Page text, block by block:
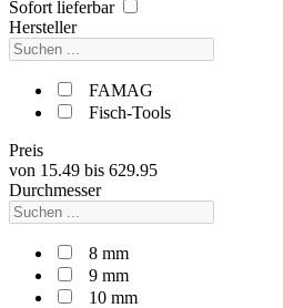
Sofort lieferbar
Hersteller
FAMAG
Fisch-Tools
Preis
von 15.49 bis 629.95
Durchmesser
8 mm
9 mm
10 mm